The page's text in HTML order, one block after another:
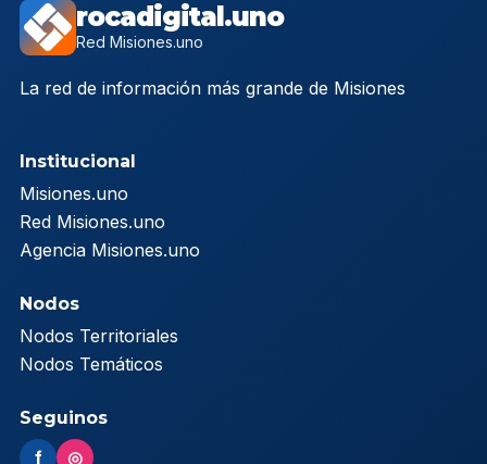
rocadigital.uno
Red Misiones.uno
La red de información más grande de Misiones
Institucional
Misiones.uno
Red Misiones.uno
Agencia Misiones.uno
Nodos
Nodos Territoriales
Nodos Temáticos
Seguinos
f ◎